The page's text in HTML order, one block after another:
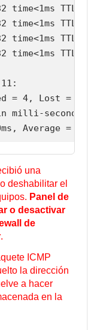
= 4, Lost = 0
milli-seconds:
una
deshabilitar el
Panel de
o desactivar
de
.
ICMP
la dirección
a hacer
en la